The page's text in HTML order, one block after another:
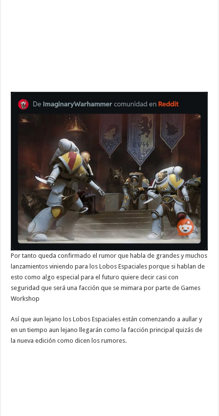
Por tanto queda confirmado el rumor que habla de grandes y muchos
lanzamientos viniendo para los Lobos Espaciales porque si hablan de
esto como algo especial para el futuro quiere decir casi con
seguridad que será una facción que se mimara por parte de Games
Workshop
Así que aun lejano los Lobos Espaciales están comenzando a aullar y
en un tiempo aun lejano llegarán como la facción principal quizás de
la nueva edición como dicen los rumores.